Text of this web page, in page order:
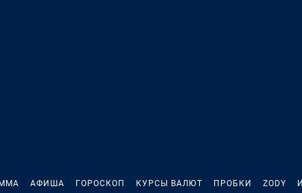
АФИША ГОРОСКОП КУРСЫ ВАЛЮТ ПРОБКИ ZODY